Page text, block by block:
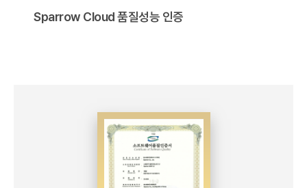
Sparrow Cloud 품질성능 인증